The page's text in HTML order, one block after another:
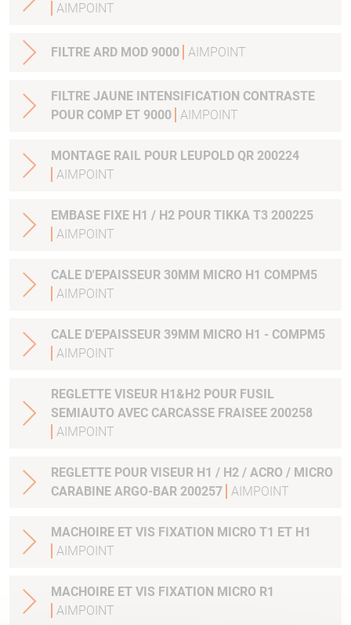
AIMPOINT
FILTRE ARD MOD 9000 AIMPOINT
FILTRE JAUNE INTENSIFICATION CONTRASTE
POUR COMP ET 9000 AIMPOINT
MONTAGE RAIL POUR LEUPOLD QR 200224
AIMPOINT
EMBASE FIXE H1 / H2 POUR TIKKA T3 200225
AIMPOINT
CALE D'EPAISSEUR 30MM MICRO H1 COMPM5
AIMPOINT
CALE D'EPAISSEUR 39MM MICRO H1 - COMPM5
AIMPOINT
REGLETTE VISEUR H1&H2 POUR FUSIL
SEMIAUTO AVEC CARCASSE FRAISEE 200258
AIMPOINT
REGLETTE POUR VISEUR H1 / H2 / ACRO / MICRO
CARABINE ARGO-BAR 200257 AIMPOINT
MACHOIRE ET VIS FIXATION MICRO T1 ET H1
AIMPOINT
MACHOIRE ET VIS FIXATION MICRO R1
AIMPOINT